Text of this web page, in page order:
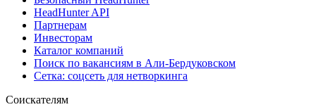
HeadHunter API
Партнерам
Инвесторам
Каталог компаний
Поиск по вакансиям в Али-Бердуковском
Сетка: соцсеть для нетворкинга
Соискателям